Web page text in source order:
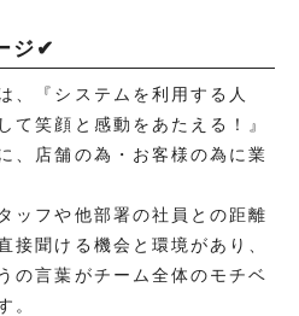
ジ✔
、『システムを利用する人
て笑顔と感動をあたえる！』
、店舗の為・お客様の為に業
ッフや他部署の社員との距離
接聞ける機会と環境があり、
の言葉がチーム全体のモチベ
。